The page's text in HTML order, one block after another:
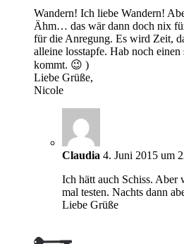
Wandern! Ich liebe Wandern!
Ähm… das wär dann doch nix
für die Anregung. Es wird Zeit,
alleine losstapfe. Hab noch
kommt. 😉 )
Liebe Grüße,
Nicole
Claudia 4. Juni 2015 um
Ich hätt auch Schiss. Aber
mal testen. Nachts dann
Liebe Grüße